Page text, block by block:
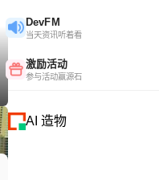
DevFM
当天资讯听着看
激励活动
参与活动赢源石
AI 造物